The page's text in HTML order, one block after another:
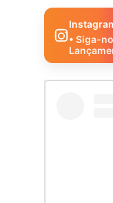
• Siga-